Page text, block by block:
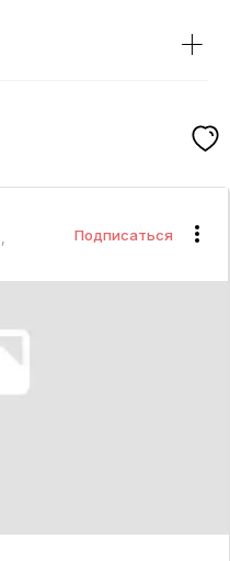
+
Подписаться